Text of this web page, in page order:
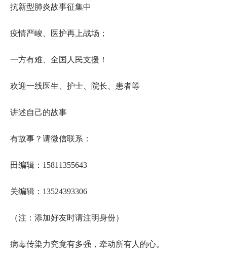
抗新型肺炎故事征集中
疫情严峻、医护再上战场；
一方有难、全国人民支援！
欢迎一线医生、护士、院长、患者等
讲述自己的故事
有故事？请微信联系：
田编辑：15811355643
关编辑：13524393306
（注：添加好友时请注明身份）
病毒传染力究竟有多强，牵动所有人的心。